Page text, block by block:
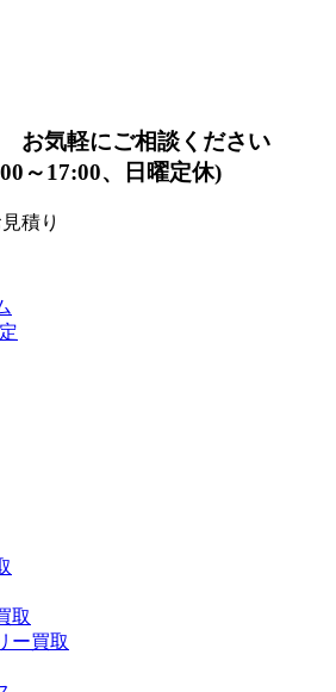
お気軽にご相談ください
～17:00、日曜定休)
積り
取
ー買取